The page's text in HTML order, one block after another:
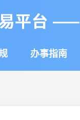
办事指南